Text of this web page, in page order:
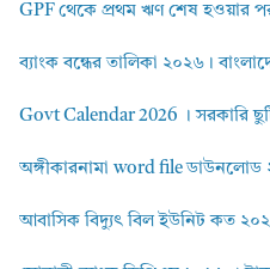
GPF থেকে প্রথম ঋণ শেষ হওয়ার
ব্যাংক বন্ধের তালিকা ২০২৬।
Govt Calendar 2026 । সরকারি
অঙ্গীকারনামা word file ডাউনলোড
আবাসিক বিদ্যুৎ বিল ইউনিট কত